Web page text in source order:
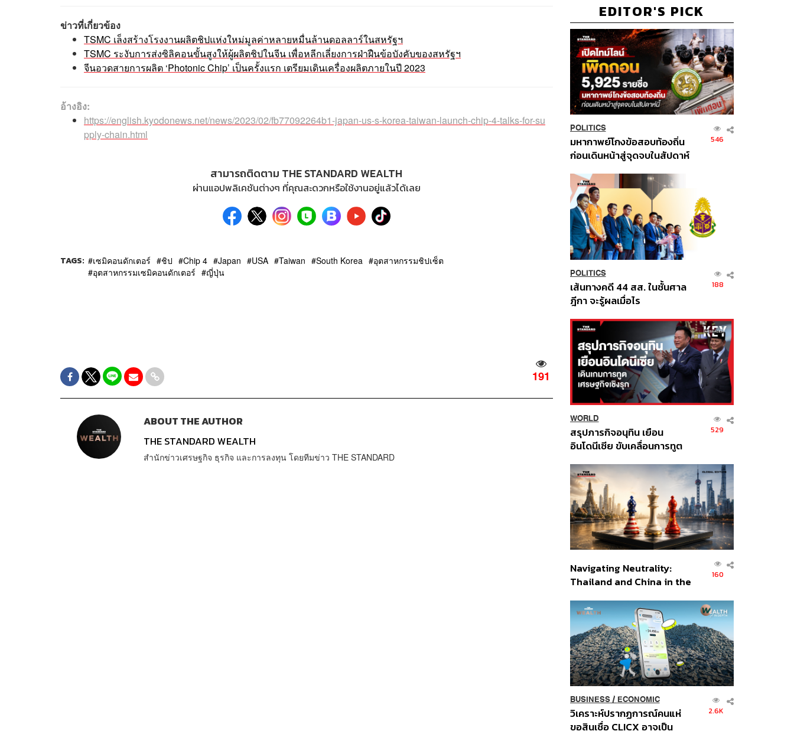
ข่าวที่เกี่ยวข้อง
TSMC เล็งสร้างโรงงานผลิตชิปแห่งใหม่มูลค่าหลายหมื่นล้านดอลลาร์ในสหรัฐฯ
TSMC ระงับการส่งซิลิคอนขั้นสูงให้ผู้ผลิตชิปในจีน เพื่อหลีกเลี่ยงการฝ่าฝืนข้อบังคับของสหรัฐฯ
จีนอวดสายการผลิต ‘Photonic Chip’ เป็นครั้งแรก เตรียมเดินเครื่องผลิตภายในปี 2023
อ้างอิง:
https://english.kyodonews.net/news/2023/02/fb77092264b1-japan-us-s-korea-taiwan-launch-chip-4-talks-for-su
pply-chain.html
สามารถติดตาม THE STANDARD WEALTH
ผ่านแอปพลิเคชันต่างๆ ที่คุณสะดวกหรือใช้งานอยู่แล้วได้เลย
TAGS: เซมิคอนดักเตอร์ ชิป Chip 4 Japan USA Taiwan South Korea
อุตสาหกรรมชิปเซ็ต
อุตสาหกรรมเซมิคอนดักเตอร์
ญี่ปุ่น
191
ABOUT THE AUTHOR
THE STANDARD WEALTH
สำนักข่าวเศรษฐกิจ ธุรกิจ และการลงทุน โดยทีมข่าว THE STANDARD
EDITOR'S PICK
POLITICS
มหากาพย์โกงข้อสอบท้องถิ่น
ก่อนเดินหน้าสู่จุดจบในสัปดาห์
546
POLITICS
เส้นทางคดี 44 สส. ในชั้นศาล
ฎีกา จะรู้ผลเมื่อไร
188
WORLD
สรุปภารกิจอนุทิน เยือน
อินโดนีเซีย ขับเคลื่อนการทูต
ส่วนยุทธศาสตร์ไทย –
อินโดนีเซีย
529
Navigating Neutrality:
Thailand and China in the
Order
160
BUSINESS/ ECONOMIC
วิเคราะห์ปรากฏการณ์คนแห่
ขอสินเชื่อ CLICX อาจเป็น
2.6K